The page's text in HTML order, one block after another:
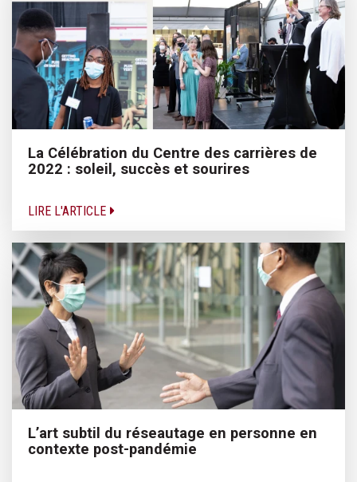
La Célébration du Centre des carrières de
2022 : soleil, succès et sourires
LIRE L'ARTICLE
L’art subtil du réseautage en personne en
contexte post-pandémie